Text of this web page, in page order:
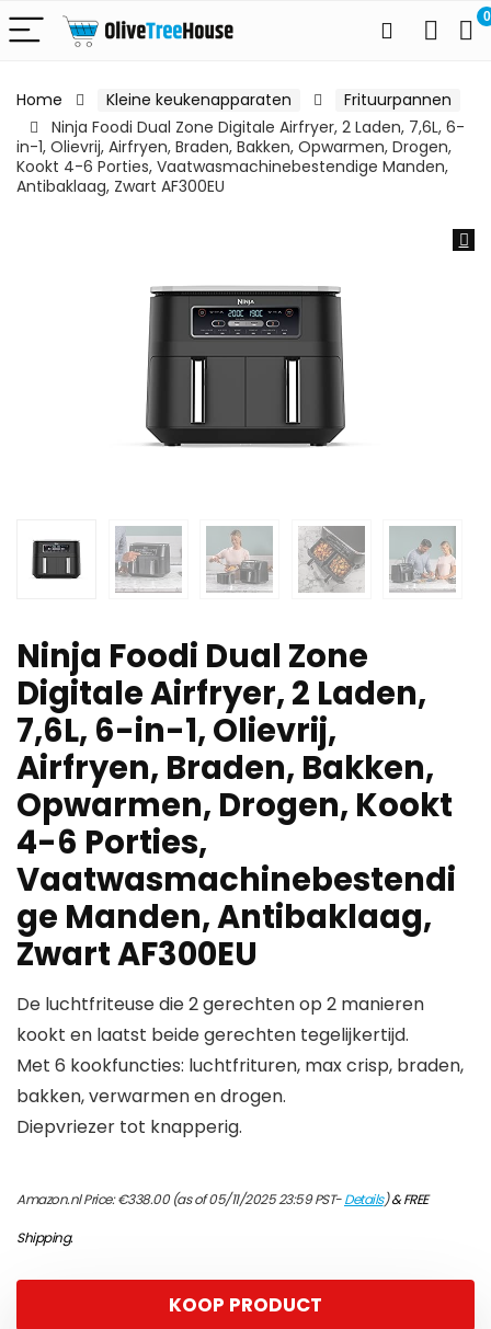
0
Home Kleine keukenapparaten
Frituurpannen
Ninja Foodi Dual Zone Digitale Airfryer, 2 Laden, 7,6L, 6-
in-1, Olievrij, Airfryen, Braden, Bakken, Opwarmen, Drogen,
Kookt 4-6 Porties, Vaatwasmachinebestendige Manden,
Antibaklaag, Zwart AF300EU
Ninja Foodi Dual Zone
Digitale Airfryer, 2 Laden,
7,6L, 6-in-1, Olievrij,
Airfryen, Braden, Bakken,
Opwarmen, Drogen, Kookt
4-6 Porties,
Vaatwasmachinebestendi
ge Manden, Antibaklaag,
Zwart AF300EU
De luchtfriteuse die 2 gerechten op 2 manieren
kookt en laatst beide gerechten tegelijkertijd.
Met 6 kookfuncties: luchtfrituren, max crisp, braden,
bakken, verwarmen en drogen.
Diepvriezer tot knapperig.
Amazon.nl Price:€338.00(as of 05/11/2025 23:59 PST-Details)&FREE
Shipping.
KOOP PRODUCT